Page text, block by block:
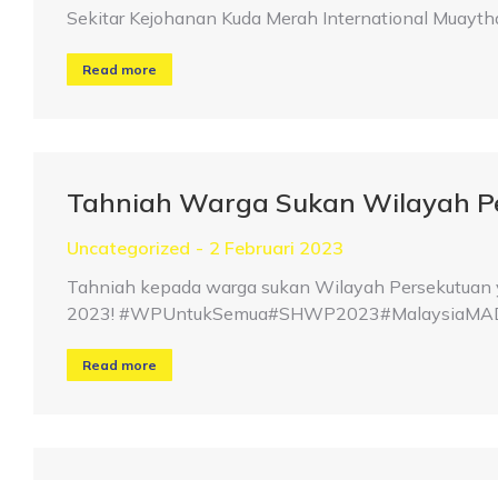
Sekitar Kejohanan Kuda Merah International
Read more
Tahniah Warga Sukan Wilayah
Uncategorized
2 Februari 2023
Tahniah kepada warga sukan Wilayah
2023!
Read more